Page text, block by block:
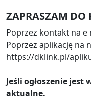
ZAPRASZAM DO
Poprzez kontakt na
Poprzez aplikację na
https://dklink.pl/
Jeśli ogłoszenie jest
aktualne.